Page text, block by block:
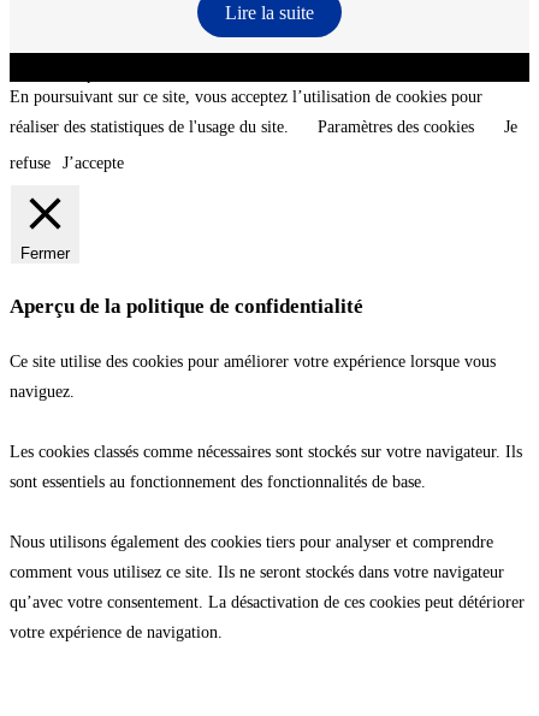
Lire la suite
En poursuivant sur ce site, vous acceptez l’utilisation de cookies pour
réaliser des statistiques de l'usage du site.
Paramètres des cookies
Je
refuse
J’accepte
Fermer
Aperçu de la politique de confidentialité
Ce site utilise des cookies pour améliorer votre expérience lorsque vous
naviguez.
Les cookies classés comme nécessaires sont stockés sur votre navigateur. Ils
sont essentiels au fonctionnement des fonctionnalités de base.
Nous utilisons également des cookies tiers pour analyser et comprendre
comment vous utilisez ce site. Ils ne seront stockés dans votre navigateur
qu’avec votre consentement. La désactivation de ces cookies peut détériorer
votre expérience de navigation.